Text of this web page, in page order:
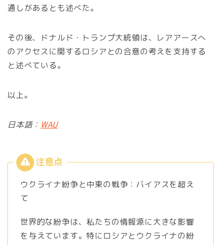
通しがあるとも述べた。
その後、ドナルド・トランプ大統領は、レアアースへ
のアクセスに関するロシアとの合意の考えを支持する
と述べている。
以上。
日本語： WAU
ウクライナ紛争と中東の戦争：バイアスを超え
て
世界的な紛争は、私たちの情報源に大きな影響
を与えています。特にロシアとウクライナの紛